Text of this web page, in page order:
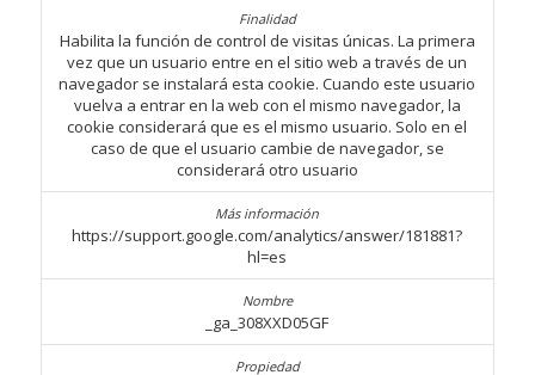
Habilita la función de control de visitas únicas. La primera
vez que un usuario entre en el sitio web a través de un
navegador se instalará esta cookie. Cuando este usuario
vuelva a entrar en la web con el mismo navegador, la
cookie considerará que es el mismo usuario. Solo en el
caso de que el usuario cambie de navegador, se
considerará otro usuario
https://support.google.com/analytics/answer/181881?
hl=es
_ga_308XXD05GF